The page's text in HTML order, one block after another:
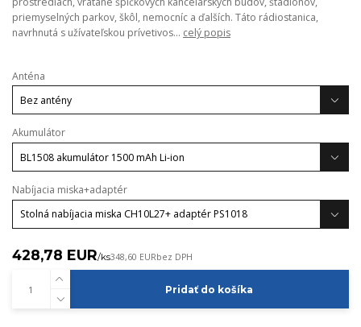
priemyselných parkov, škôl, nemocníc a ďalších. Táto rádiostanica,
navrhnutá s užívateľskou prívetivos... celý popis
Anténa
Akumulátor
Nabíjacia miska+adaptér
428,78 EUR/ks348,60 EURbez DPH
Pridať do košíka